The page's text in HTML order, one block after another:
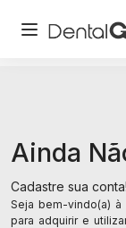
Ainda
Cadastre sua conta!
Seja bem-vindo(a) à
para adquirir e